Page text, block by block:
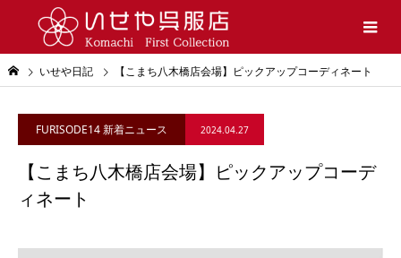
いせや日記 【こまち八木橋店会場】ピックアップコーディネート
FURISODE14 新着ニュース 2024.04.27
【こまち八木橋店会場】ピックアップコーデ
ィネート